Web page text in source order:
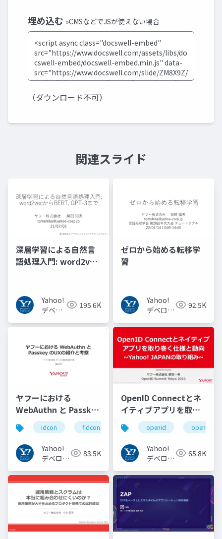
埋め込む »CMSなどでJSが使えない場合
（ダウンロード不可）
関連スライド
深層学習による自然言
語処理入門: word2vec
Yahoo!
デベロ
ネット
195.6K
ゼロから始める転移学
習
Yahoo!
デベロッ
トワーク
92.5K
ヤフーにおける
WebAuthn と Passkey
の UX の紹介と考察
#idcon #fidcon
idcon fidcon
Yahoo!
デベロッ
トワーク
83.5K
OpenID Connectとネ
イティブアプリを取り
巻く仕様と動向 Yahoo!
JAPANの取り組み
#openid
#openid_tokyo
openid
Yahoo!
デベロッ
トワーク
65.8K